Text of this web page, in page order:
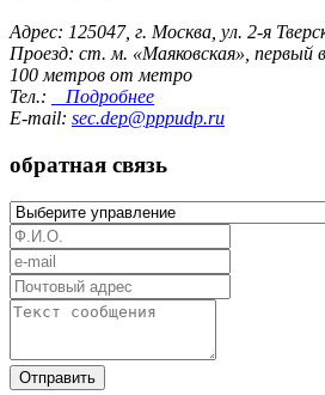
Адрес: 125047, г. Москва, ул. 2-я
Проезд: ст. м. «Маяковская», первый
100 метров от метро
Тел.:
Подробнее
E-mail: sec.dep@pppudp.ru
обратная связь
Отправить